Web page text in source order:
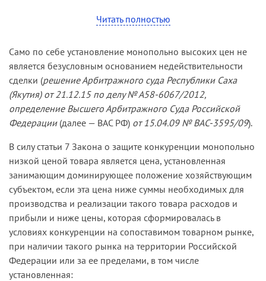
восстановлением нарушенных прав, подменяло
установленные законом способы защиты
Читать полностью
Само по себе установление монопольно высоких цен не
является безусловным основанием недействительности
сделки (решение Арбитражного суда Республики Саха
(Якутия) от 21.12.15 по делу № А58-6067/2012,
определение Высшего Арбитражного Суда Российской
Федерации (далее — ВАС РФ) от 15.04.09 № ВАС-3595/09).
В силу статьи 7 Закона о защите конкуренции монопольно
низкой ценой товара является цена, установленная
занимающим доминирующее положение хозяйствующим
субъектом, если эта цена ниже суммы необходимых для
производства и реализации такого товара расходов и
прибыли и ниже цены, которая сформировалась в
условиях конкуренции на сопоставимом товарном рынке,
при наличии такого рынка на территории Российской
Федерации или за ее пределами, в том числе
установленная: